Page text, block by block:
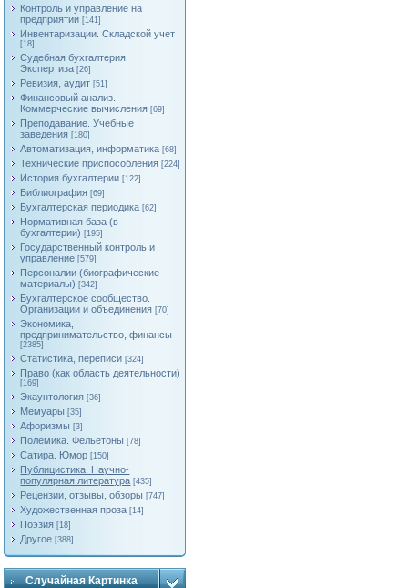
Контроль и управление на
предприятии [141]
Инвентаризации. Складской учет
[18]
Судебная бухгалтерия.
Экспертиза [26]
Ревизия, аудит [51]
Финансовый анализ.
Коммерческие вычисления [69]
Преподавание. Учебные
заведения [180]
Автоматизация, информатика [68]
Технические приспособления [224]
История бухгалтерии [122]
Библиография [69]
Бухгалтерская периодика [62]
Нормативная база (в
бухгалтерии) [195]
Государственный контроль и
управление [579]
Персоналии (биографические
материалы) [342]
Бухгалтерское сообщество.
Организации и объединения [70]
Экономика,
предпринимательство, финансы
[2385]
Статистика, переписи [324]
Право (как область деятельности)
[169]
Экаунтология [36]
Мемуары [35]
Афоризмы [3]
Полемика. Фельетоны [78]
Сатира. Юмор [150]
Публицистика. Научно-
популярная литература [435]
Рецензии, отзывы, обзоры [747]
Художественная проза [14]
Поэзия [18]
Другое [388]
Случайная Картинка